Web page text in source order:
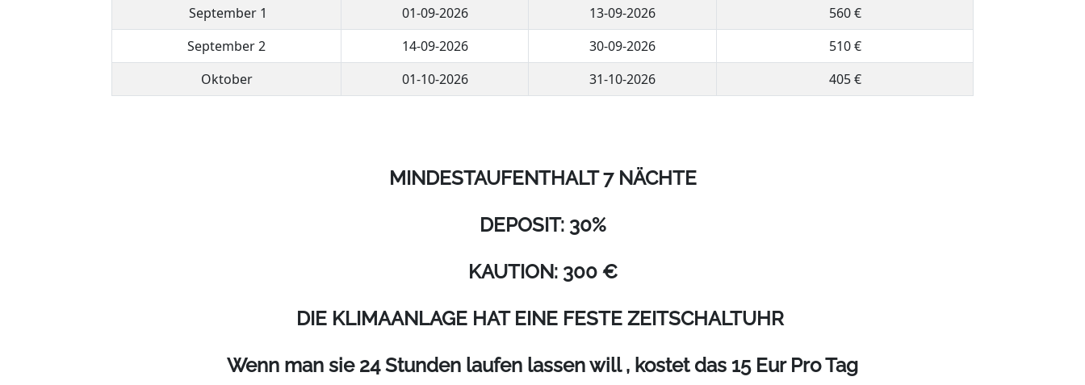
September 1
01-09-2026 13-09-2026
560 €
September 2
14-09-2026 30-09-2026
510 €
Oktober
01-10-2026 31-10-2026 405 €
MINDESTAUFENTHALT 7 NÄCHTE
DEPOSIT: 30%
KAUTION: 300 €
DIE KLIMAANLAGE HAT EINE FESTE ZEITSCHALTUHR
Wenn man sie 24 Stunden laufen lassen will , kostet das 15 Eur Pro Tag